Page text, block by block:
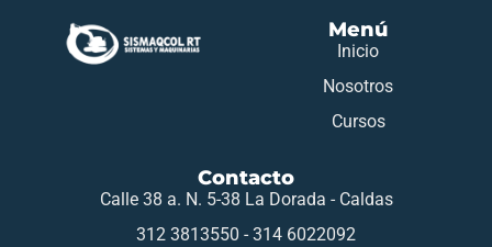
Menú
Inicio
Nosotros
Cursos
Contacto
Calle 38 a. N. 5-38 La Dorada - Caldas
312 3813550 - 314 6022092